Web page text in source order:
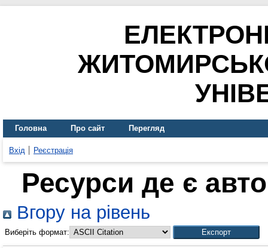
Головна Про сайт Перегляд
Вхід Реєстрація
Ресурси де є
Вгору на рівень
Виберіть формат: